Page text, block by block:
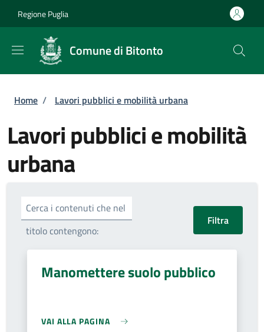
Regione Puglia
Comune di Bitonto
Briciole di pane
Home / Lavori pubblici e mobilità urbana
Lavori pubblici e mobilità
urbana
Cerca i contenuti che nel
titolo contengono:
Manomettere suolo pubblico
VAI ALLA PAGINA